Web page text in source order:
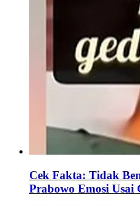
Cek Fakta: Tidak
Prabowo Emosi